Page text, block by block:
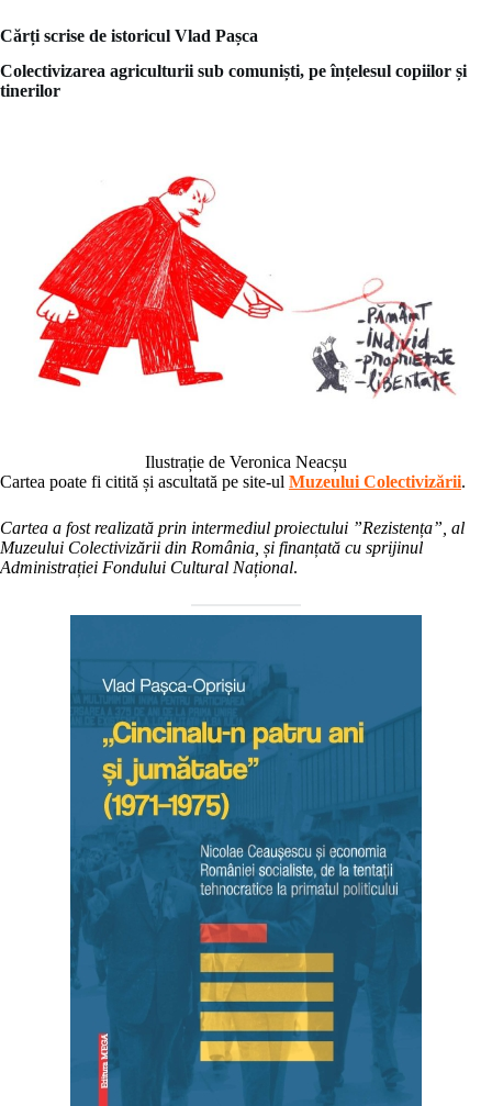
Cărți scrise de istoricul Vlad Pașca
Colectivizarea agriculturii sub comuniști, pe înțelesul copiilor și
tinerilor
Ilustrație de Veronica Neacșu
Cartea poate fi citită și ascultată pe site-ul Muzeului Colectivizării.
Cartea a fost realizată prin intermediul proiectului ”Rezistența”, al
Muzeului Colectivizării din România, și finanțată cu sprijinul
Administrației Fondului Cultural Național.